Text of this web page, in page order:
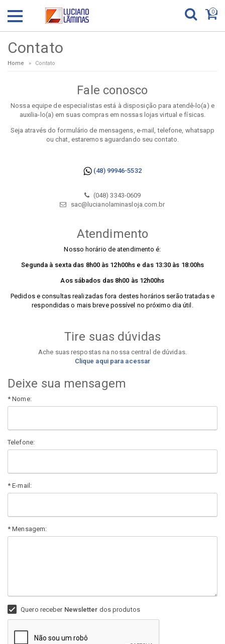
0
Contato
Home Contato
Fale conosco
Nossa equipe de especialistas está à disposição para atendê-lo(a) e
auxilia-lo(a) em suas compras em nossas lojas virtual e físicas.
Seja através do formulário de mensagens, e-mail, telefone, whatsapp
ou chat, estaremos aguardando seu contato.
(48) 99946-5532
(048) 3343-0609
sac@lucianolaminasloja.com.br
Atendimento
Nosso horário de atendimento é:
Segunda à sexta das 8h00 às 12h00hs e das 13:30 às 18:00hs
Aos sábados das 8h00 às 12h00hs
Pedidos e consultas realizadas fora destes horários serão tratadas e
respondidas o mais breve possível no próximo dia útil.
Tire suas dúvidas
Ache suas respostas na nossa central de dúvidas.
Clique aqui para acessar
Deixe sua mensagem
* Nome:
Telefone:
* E-mail:
* Mensagem:
Quero receber Newsletter dos produtos